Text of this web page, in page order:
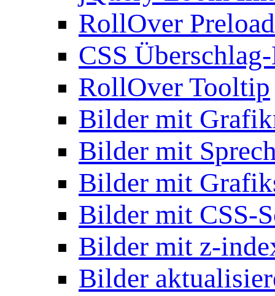
RollOver Preload
CSS
RollOver Tooltip
Bilder mit
Bilder mit
Bilder mit
Bilder mit CSS-
Bilder mit z-
Bilder